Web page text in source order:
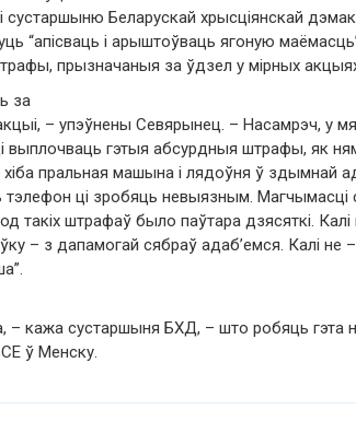
сустаршыню Беларускай хрысціянскай
“апісваць і арыштоўваць ягоную
прызначаныя за ўдзел у мірных акцыях
за
– упэўнены Севярынец. – Насамрэч, у
выплочваць гэтыя абсурдныя штрафы, як
хіба пральная машына і лядоўня ў здымнай
ці зробяць невыязным. Магчымасці
такіх штрафаў было паўтара дзясяткі.
– з дапамогай сябраў адаб’емся. Калі
– кажа сустаршыня БХД, – што робяць гэта
ў Менску.